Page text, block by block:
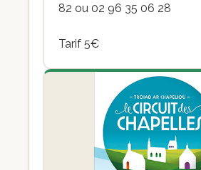
82 ou 02 96 35 06 28
Tarif 5€